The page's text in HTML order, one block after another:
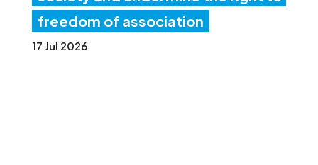
freedom of association
17 Jul 2026